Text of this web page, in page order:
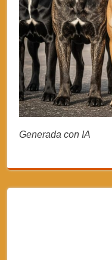
Generada con IA